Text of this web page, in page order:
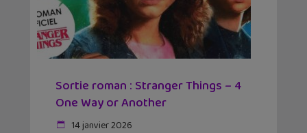
Sortie roman : Stranger Things – 4
One Way or Another
14 janvier 2026